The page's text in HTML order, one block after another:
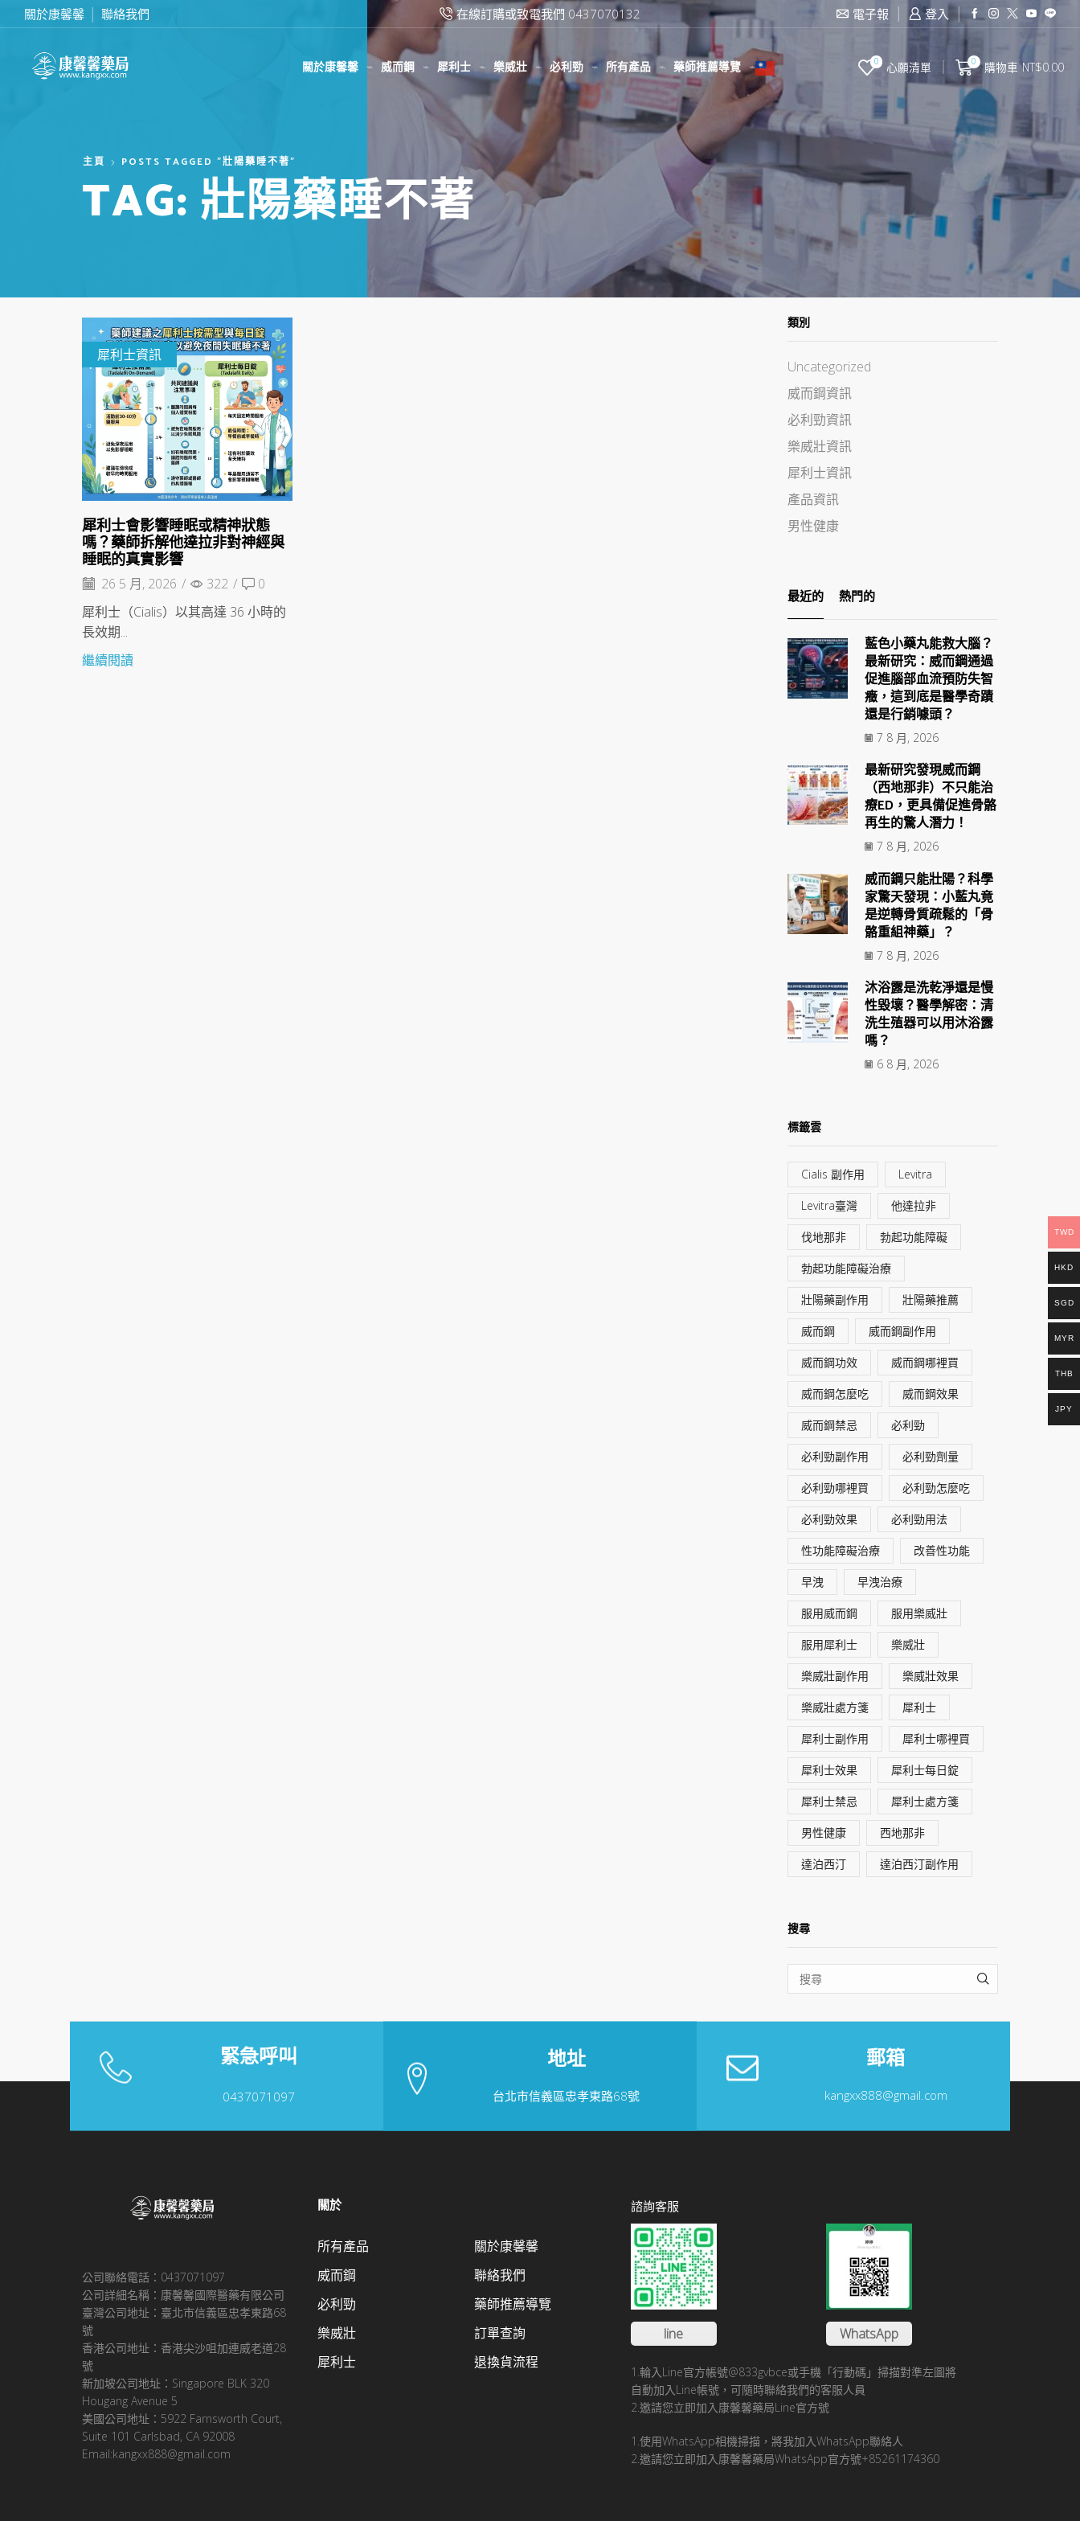
關於康馨馨 聯絡我們 在線訂購或致電我們 0437070132 滿2000台幣免運費
電子報 登入
關於康馨馨 威而鋼 犀利士 樂威壯 必利勁 所有產品 藥師推薦導覽 0 心願清單 0 購物車 NT$0.00
主頁 POSTS TAGGED "壯陽藥睡不著"
TAG: 壯陽藥睡不著
犀利士資訊
犀利士會影響睡眠或精神狀態
嗎？藥師拆解他達拉非對神經與
睡眠的真實影響
26 5 月, 2026 / 322 /
0
犀利士（Cialis）以其高達 36 小時的
長效期...
繼續閱讀
類別
Uncategorized
威而鋼資訊
必利勁資訊
樂威壯資訊
犀利士資訊
產品資訊
男性健康
最近的 熱門的
藍色小藥丸能救大腦？
最新研究：威而鋼通過
促進腦部血流預防失智
癥，這到底是醫學奇蹟
還是行銷噱頭？
7 8 月, 2026
最新研究發現威而鋼
（西地那非）不只能治
療ED，更具備促進骨骼
再生的驚人潛力！
7 8 月, 2026
威而鋼只能壯陽？科學
家驚天發現：小藍丸竟
是逆轉骨質疏鬆的「骨
骼重組神藥」？
7 8 月, 2026
沐浴露是洗乾淨還是慢
性毀壞？醫學解密：清
洗生殖器可以用沐浴露
嗎？
6 8 月, 2026
標籤雲
Cialis 副作用 Levitra
Levitra臺灣 他達拉非
伐地那非 勃起功能障礙
勃起功能障礙治療
壯陽藥副作用 壯陽藥推薦
威而鋼 威而鋼副作用
威而鋼功效 威而鋼哪裡買
威而鋼怎麼吃 威而鋼效果
威而鋼禁忌 必利勁
必利勁副作用 必利勁劑量
必利勁哪裡買 必利勁怎麼吃
必利勁效果 必利勁用法
性功能障礙治療 改善性功能
早洩 早洩治療
服用威而鋼 服用樂威壯
服用犀利士 樂威壯
樂威壯副作用 樂威壯效果
樂威壯處方箋 犀利士
犀利士副作用 犀利士哪裡買
犀利士效果 犀利士每日錠
犀利士禁忌 犀利士處方箋
男性健康 西地那非
達泊西汀 達泊西汀副作用
搜尋
SEARCH
緊急呼叫
0437071097
地址
台北市信義區忠孝東路68號
郵箱
kangxx888@gmail.com
公司聯絡電話：0437071097
公司詳細名稱：康馨馨國際醫藥有限公司
臺灣公司地址：臺北市信義區忠孝東路68
號
香港公司地址：香港尖沙咀加連威老道28
號
新加坡公司地址：Singapore BLK 320
Hougang Avenue 5
美國公司地址：5922 Farnsworth Court,
Suite 101 Carlsbad, CA 92008
Email:kangxx888@gmail.com
關於
所有產品
威而鋼
必利勁
樂威壯
犀利士
關於康馨馨
聯絡我們
藥師推薦導覽
訂單查詢
退換貨流程
諮詢客服
line WhatsApp
1.輪入Line官方帳號@833gvbce或手機「行動碼」掃描對準左圖將
自動加入Line帳號，可隨時聯絡我們的客服人員
2.邀請您立即加入康馨馨藥局Line官方號
1.使用WhatsApp相機掃描，將我加入WhatsApp聯絡人
2.邀請您立即加入康馨馨藥局WhatsApp官方號+85261174360
TWD
HKD
SGD
MYR
THB
JPY